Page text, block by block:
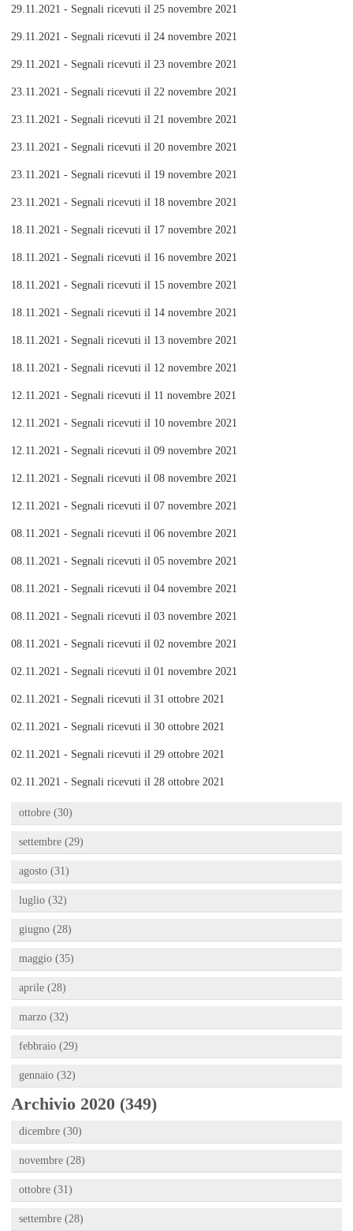
29.11.2021 - Segnali ricevuti il 25 novembre 2021
29.11.2021 - Segnali ricevuti il 24 novembre 2021
29.11.2021 - Segnali ricevuti il 23 novembre 2021
23.11.2021 - Segnali ricevuti il 22 novembre 2021
23.11.2021 - Segnali ricevuti il 21 novembre 2021
23.11.2021 - Segnali ricevuti il 20 novembre 2021
23.11.2021 - Segnali ricevuti il 19 novembre 2021
23.11.2021 - Segnali ricevuti il 18 novembre 2021
18.11.2021 - Segnali ricevuti il 17 novembre 2021
18.11.2021 - Segnali ricevuti il 16 novembre 2021
18.11.2021 - Segnali ricevuti il 15 novembre 2021
18.11.2021 - Segnali ricevuti il 14 novembre 2021
18.11.2021 - Segnali ricevuti il 13 novembre 2021
18.11.2021 - Segnali ricevuti il 12 novembre 2021
12.11.2021 - Segnali ricevuti il 11 novembre 2021
12.11.2021 - Segnali ricevuti il 10 novembre 2021
12.11.2021 - Segnali ricevuti il 09 novembre 2021
12.11.2021 - Segnali ricevuti il 08 novembre 2021
12.11.2021 - Segnali ricevuti il 07 novembre 2021
08.11.2021 - Segnali ricevuti il 06 novembre 2021
08.11.2021 - Segnali ricevuti il 05 novembre 2021
08.11.2021 - Segnali ricevuti il 04 novembre 2021
08.11.2021 - Segnali ricevuti il 03 novembre 2021
08.11.2021 - Segnali ricevuti il 02 novembre 2021
02.11.2021 - Segnali ricevuti il 01 novembre 2021
02.11.2021 - Segnali ricevuti il 31 ottobre 2021
02.11.2021 - Segnali ricevuti il 30 ottobre 2021
02.11.2021 - Segnali ricevuti il 29 ottobre 2021
02.11.2021 - Segnali ricevuti il 28 ottobre 2021
ottobre (30)
settembre (29)
agosto (31)
luglio (32)
giugno (28)
maggio (35)
aprile (28)
marzo (32)
febbraio (29)
gennaio (32)
Archivio 2020 (349)
dicembre (30)
novembre (28)
ottobre (31)
settembre (28)